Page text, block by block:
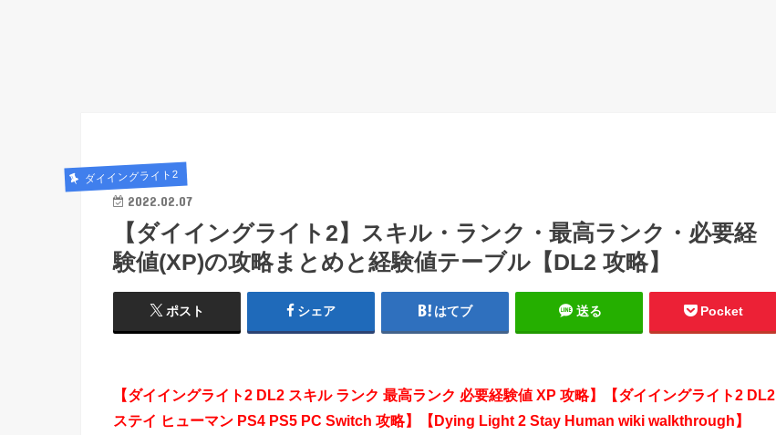
ダイイングライト2
2022.02.07
【ダイイングライト2】スキル・ランク・最高ランク・必要経
験値(XP)の攻略まとめと経験値テーブル【DL2 攻略】
ポスト シェア はてブ 送る Pocket
【ダイイングライト2 DL2 スキル ランク 最高ランク 必要経験値 XP 攻略】【ダイイングライト2 DL2
ステイ ヒューマン PS4 PS5 PC Switch 攻略】【Dying Light 2 Stay Human wiki walkthrough】